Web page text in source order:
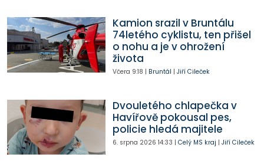
Kamion srazil v Bruntálu
74letého cyklistu, ten přišel
o nohu a je v ohrožení
života
Včera 9:18 | Bruntál | Jiří Cileček
Dvouletého chlapečka v
Havířově pokousal pes,
policie hledá majitele
6. srpna 2026 14:33 | Celý MS kraj | Jiří Cileček